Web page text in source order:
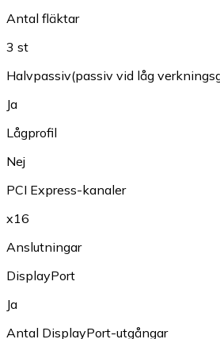
Antal fläktar
3 st
Halvpassiv(passiv vid låg
Ja
Lågprofil
Nej
PCI Express-kanaler
x16
Anslutningar
DisplayPort
Ja
Antal DisplayPort-utgångar